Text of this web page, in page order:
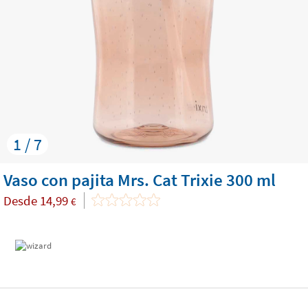
1 / 7
Vaso con pajita Mrs. Cat Trixie 300 ml
Desde 14,99 €